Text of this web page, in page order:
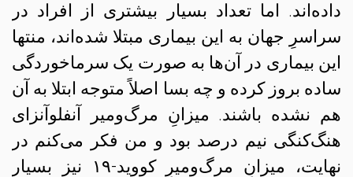
داده‌اند. اما تعداد بسیار بیشتری از افراد در
سراسرِ جهان به این بیماری مبتلا شده‌اند، منتها
این بیماری در آن‌ها به صورت یک سرما‌خوردگی
ساده بروز کرده و چه بسا اصلاً متوجه ابتلا به آن
هم نشده باشند. میزانِ مرگ‌و‌میر آنفلوآنزای
هنگ‌کنگی نیم درصد بود و من فکر می‌کنم در
نهایت، میزانِ مرگ‌و‌میرِ کووید-۱۹ نیز بسیار